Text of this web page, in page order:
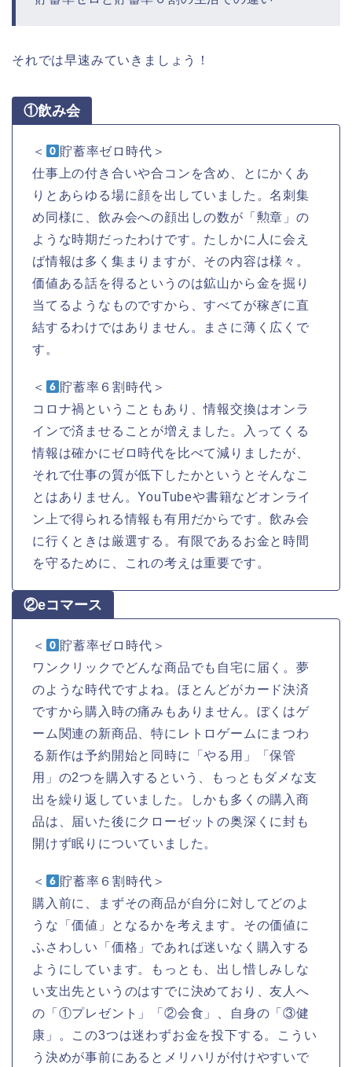
それでは早速みていきましょう！
①飲み会
＜
貯蓄率ゼロ時代＞
仕事上の付き合いや合コンを含め、とにかくあ
りとあらゆる場に顔を出していました。名刺集
め同様に、飲み会への顔出しの数が「勲章」の
ような時期だったわけです。たしかに人に会え
ば情報は多く集まりますが、その内容は様々。
価値ある話を得るというのは鉱山から金を掘り
当てるようなものですから、すべてが稼ぎに直
結するわけではありません。まさに薄く広くで
す。
＜
貯蓄率６割時代＞
コロナ禍ということもあり、情報交換はオンラ
インで済ませることが増えました。入ってくる
情報は確かにゼロ時代を比べて減りましたが、
それで仕事の質が低下したかというとそんなこ
とはありません。YouTubeや書籍などオンライ
ン上で得られる情報も有用だからです。飲み会
に行くときは厳選する。有限であるお金と時間
を守るために、これの考えは重要です。
②eコマース
＜
貯蓄率ゼロ時代＞
ワンクリックでどんな商品でも自宅に届く。夢
のような時代ですよね。ほとんどがカード決済
ですから購入時の痛みもありません。ぼくはゲ
ーム関連の新商品、特にレトロゲームにまつわ
る新作は予約開始と同時に「やる用」「保管
用」の2つを購入するという、もっともダメな支
出を繰り返していました。しかも多くの購入商
品は、届いた後にクローゼットの奥深くに封も
開けず眠りについていました。
＜
貯蓄率６割時代＞
購入前に、まずその商品が自分に対してどのよ
うな「価値」となるかを考えます。その価値に
ふさわしい「価格」であれば迷いなく購入する
ようにしています。もっとも、出し惜しみしな
い支出先というのはすでに決めており、友人へ
の「①プレゼント」「②会食」、自身の「③健
康」。この3つは迷わずお金を投下する。こうい
う決めが事前にあるとメリハリが付けやすいで